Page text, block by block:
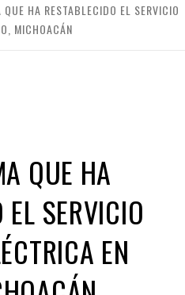
QUE HA RESTABLECIDO EL SERVICIO
MICHOACÁN
QUE HA
EL SERVICIO
EN